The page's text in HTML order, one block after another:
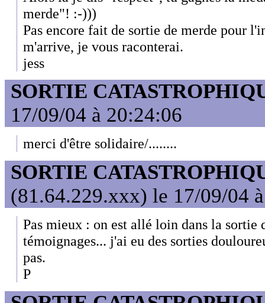
merde"! :-)))
Pas encore fait de sortie de merde pour
m'arrive, je vous raconterai.
jess
SORTIE
17/09/04 à 20:24:06
merci d'être solidaire/........
SORTIE
(81.64.229.xxx) le 17/09/04
Pas mieux : on est allé loin dans la sortie
témoignages... j'ai eu des sorties
pas.
P